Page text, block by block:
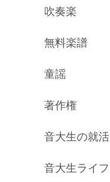
吹奏楽
無料楽譜
童謡
著作権
音大生の就活
音大生ライフ